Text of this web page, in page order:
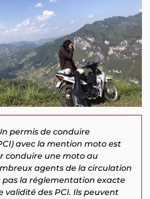
permis de conduire
avec la mention moto est
conduire une moto au
agents de la circulation
pas la réglementation exacte
validité des PCI. Ils peuvent